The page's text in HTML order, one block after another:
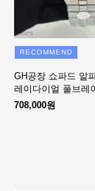
RECOMMEND
GH공장 쇼파드 알
레이다이얼 풀브레
708,000원